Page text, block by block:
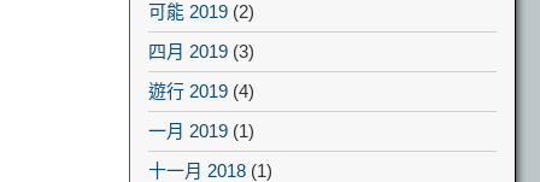
可能 2019 (2)
四月 2019 (3)
遊行 2019 (4)
一月 2019 (1)
十一月 2018 (1)